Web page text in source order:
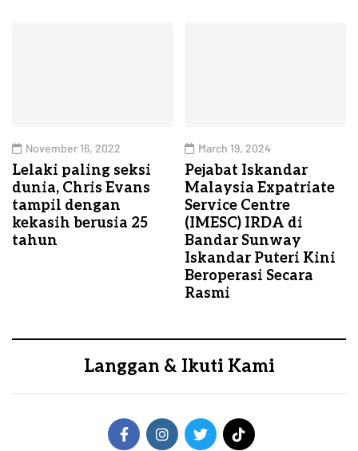
November 16, 2022
Lelaki paling seksi
dunia, Chris Evans
tampil dengan
kekasih berusia 25
tahun
March 19, 2024
Pejabat Iskandar
Malaysia Expatriate
Service Centre
(IMESC) IRDA di
Bandar Sunway
Iskandar Puteri Kini
Beroperasi Secara
Rasmi
Langgan & Ikuti Kami